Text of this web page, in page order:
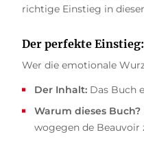
richtige Einstieg in
Der perfekte
Wer die emotionale
Der Inhalt: Das Buch
Warum dieses Buch?
wogegen de Beauvoir